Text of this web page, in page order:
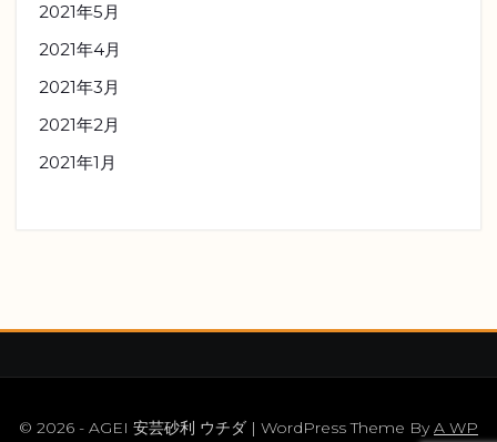
2021年5月
2021年4月
2021年3月
2021年2月
2021年1月
© 2026 - AGEI 安芸砂利 ウチダ | WordPress Theme ByA WP